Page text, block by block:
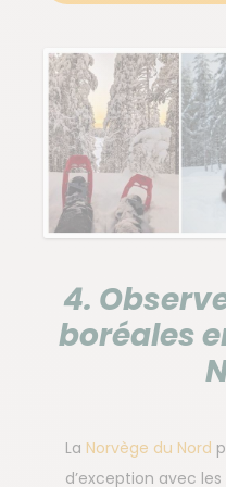
4.
boréales
La Norvège du Nord
d’exception avec